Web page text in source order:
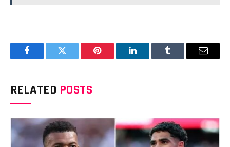
FacebookTwitter Pinterest LinkedInTumblr Email
RELATED POSTS